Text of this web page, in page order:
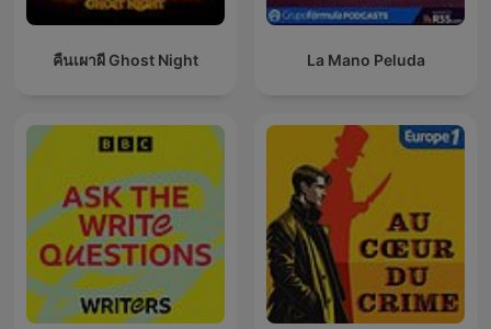
คืนเผาผี Ghost Night La Mano Peluda